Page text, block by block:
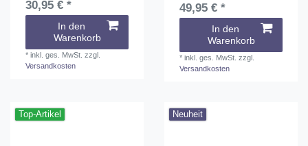
30,95 € *
In den
Warenkorb
*inkl. ges. MwSt. zzgl.
Versandkosten
49,95 € *
In den
Warenkorb
*inkl. ges. MwSt. zzgl.
Versandkosten
Top-Artikel Neuheit